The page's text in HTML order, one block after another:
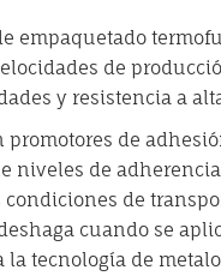
empaquetado
de
y resistencia a
promotores de
niveles de
condiciones de
cuando se
la tecnología de